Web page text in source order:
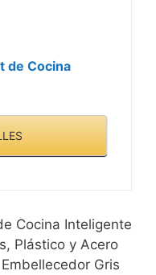
de Cocina
Cocina Inteligente
Plástico y Acero
Gris